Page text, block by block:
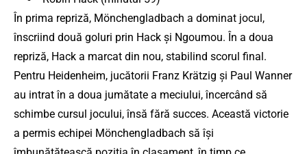
În prima repriză, Mönchengladbach a dominat jocul,
înscriind două goluri prin Hack și Ngoumou. În a doua
repriză, Hack a marcat din nou, stabilind scorul final.
Pentru Heidenheim, jucătorii Franz Krätzig și Paul Wanner
au intrat în a doua jumătate a meciului, încercând să
schimbe cursul jocului, însă fără succes. Această victorie
a permis echipei Mönchengladbach să își